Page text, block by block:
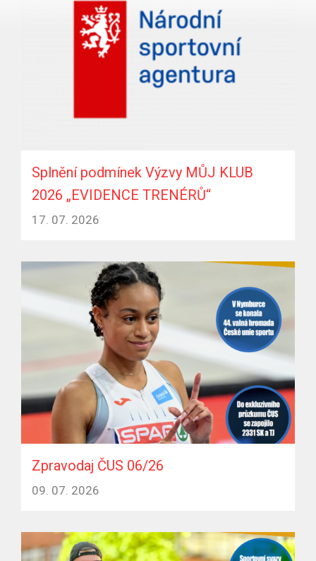
Splnění podmínek Výzvy MŮJ KLUB
2026 „EVIDENCE TRENÉRŮ“
17. 07. 2026
Zpravodaj ČUS 06/26
09. 07. 2026